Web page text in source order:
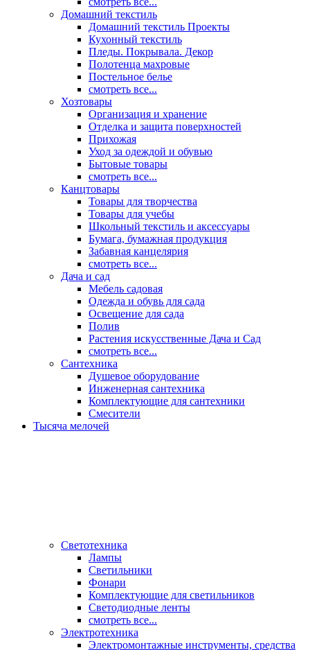
Домашний текстиль
Домашний текстиль Проекты
Кухонный текстиль
Пледы. Покрывала. Декор
Полотенца махровые
Постельное белье
смотреть все...
Хозтовары
Организация и хранение
Отделка и защита поверхностей
Прихожая
Уход за одеждой и обувью
Бытовые товары
смотреть все...
Канцтовары
Товары для творчества
Товары для учебы
Школьный текстиль и аксессуары
Бумага, бумажная продукция
Забавная канцелярия
смотреть все...
Дача и сад
Мебель садовая
Одежда и обувь для сада
Освещение для сада
Полив
Растения искусственные Дача и Сад
смотреть все...
Сантехника
Душевое оборудование
Инженерная сантехника
Комплектующие для сантехники
Смесители
Тысяча мелочей
Светотехника
Лампы
Светильники
Фонари
Комплектующие для светильников
Светодиодные ленты
смотреть все...
Электротехника
Электромонтажные инструменты, средства